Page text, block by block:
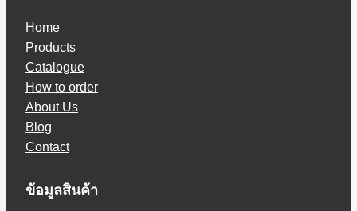
Home
Products
Catalogue
How to order
About Us
Blog
Contact
ข้อมูลสินค้า